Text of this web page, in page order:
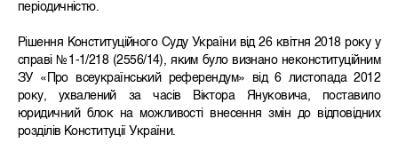
періодичністю.
Рішення Конституційного Суду України від 26 квітня 2018 року у
справі №1-1/218 (2556/14), яким було визнано неконституційним
ЗУ «Про всеукраїнський референдум» від 6 листопада 2012
року, ухвалений за часів Віктора Януковича, поставило
юридичний блок на можливості внесення змін до відповідних
розділів Конституції України.